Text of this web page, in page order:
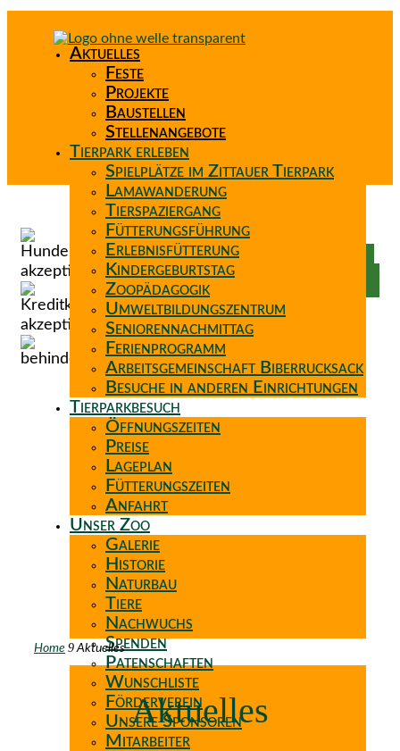
Aktuelles
Feste
Projekte
Baustellen
Stellenangebote
Tierpark erleben
Spielplätze im Zittauer Tierpark
Lamawanderung
Tierspaziergang
Fütterungsführung
Erlebnisfütterung
Kindergeburtstag
Zoopädagogik
Umweltbildungszentrum
Seniorennachmittag
Ferienprogramm
Arbeitsgemeinschaft Biberrucksack
Besuche in anderen Einrichtungen
Tierparkbesuch
Öffnungszeiten
Preise
Lageplan
Fütterungszeiten
Anfahrt
Unser Zoo
Galerie
Historie
Naturbau
Tiere
Nachwuchs
Spenden
Patenschaften
Wunschliste
Förderverein
Unsere Sponsoren
Mitarbeiter
Home 9 Aktuelles
Aktuelles